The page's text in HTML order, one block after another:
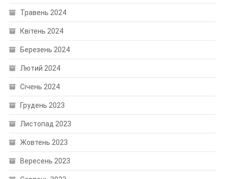
Травень 2024
Квітень 2024
Березень 2024
Лютий 2024
Січень 2024
Грудень 2023
Листопад 2023
Жовтень 2023
Вересень 2023